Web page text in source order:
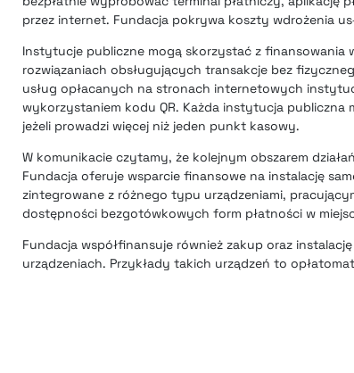
przez internet. Fundacja pokrywa koszty wdrożenia
Instytucje publiczne mogą skorzystać z finansowania
rozwiązaniach obsługujących transakcje bez
usług opłacanych na stronach internetowych
wykorzystaniem kodu QR. Każda instytucja publiczna
jeżeli prowadzi więcej niż jeden punkt kasowy.
W komunikacie czytamy, że kolejnym obszarem
Fundacja oferuje wsparcie finansowe na instalację
zintegrowane z różnego typu urządzeniami,
dostępności bezgotówkowych form płatności w
Fundacja współfinansuje również zakup oraz
urządzeniach. Przykłady takich urządzeń to